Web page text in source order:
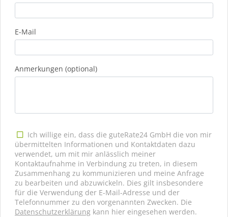
E-Mail
Anmerkungen (optional)
Ich willige ein, dass die guteRate24 GmbH die von mir
übermittelten Informationen und Kontaktdaten dazu
verwendet, um mit mir anlässlich meiner
Kontaktaufnahme in Verbindung zu treten, in diesem
Zusammenhang zu kommunizieren und meine Anfrage
zu bearbeiten und abzuwickeln. Dies gilt insbesondere
für die Verwendung der E-Mail-Adresse und der
Telefonnummer zu den vorgenannten Zwecken. Die
Datenschutzerklärung kann hier eingesehen werden.